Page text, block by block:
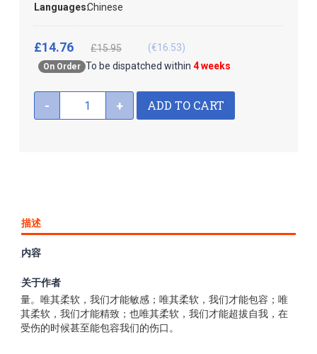
Languages:Chinese
On Order To be dispatched within 4 weeks
£14.76 £15.95 (€16.53)
- + ADD TO CART
描述
书中收录《生命的化妆》《迷路的云》《温一壶月光下酒》
茶》《柔软心》等48篇不同时期经典作品。 柔软的心最有力
量。唯其柔软，我们才能敏感；唯其柔软，我们才能包容；唯
其柔软，我们才能精致；也唯其柔软，我们才能超拔自我，在
受伤的时候甚至能包容我们的伤口。
内容
关于作者